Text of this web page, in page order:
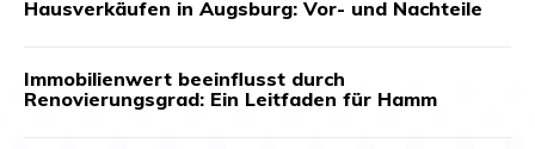
Hausverkäufen in Augsburg: Vor- und Nachteile
Immobilienwert beeinflusst durch
Renovierungsgrad: Ein Leitfaden für Hamm